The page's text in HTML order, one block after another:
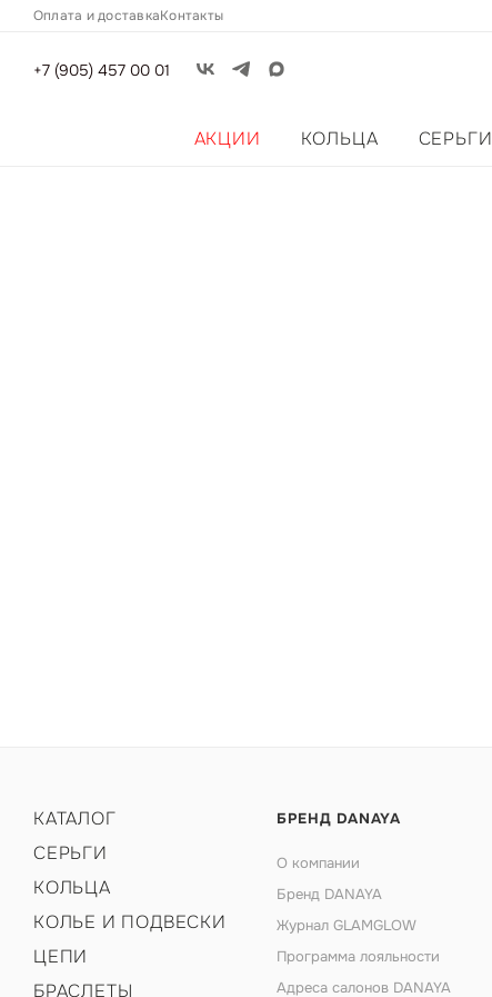
Оплата и доставкаКонтакты
+7 (905) 457 00 01
АКЦИИ КОЛЬЦА СЕРЬГИ
КАТАЛОГ
СЕРЬГИ
КОЛЬЦА
КОЛЬЕ И ПОДВЕСКИ
ЦЕПИ
БРАСЛЕТЫ
БРЕНД DANAYA
О компании
Бренд DANAYA
Журнал GLAMGLOW
Программа лояльности
Адреса салонов DANAYA